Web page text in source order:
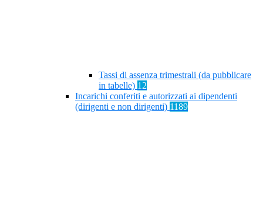
Tassi di assenza trimestrali (da pubblicare
in tabelle) 12
Incarichi conferiti e autorizzati ai dipendenti
(dirigenti e non dirigenti) 1189